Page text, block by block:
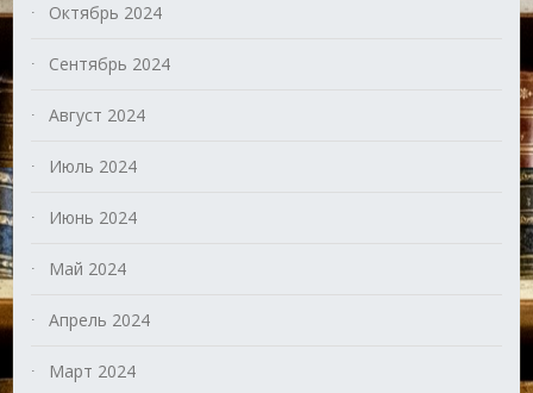
Октябрь 2024
Сентябрь 2024
Август 2024
Июль 2024
Июнь 2024
Май 2024
Апрель 2024
Март 2024